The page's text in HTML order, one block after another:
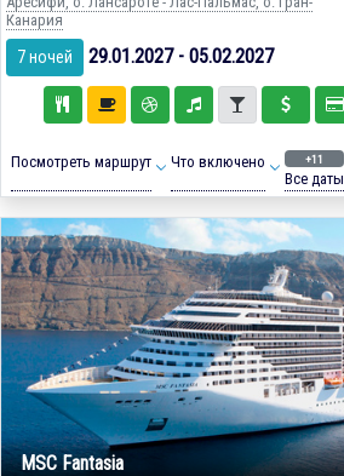
Канария
7 ночей 29.01.2027 - 05.02.2027
Посмотреть маршрут Что включено +11
Все даты
MSC Fantasia